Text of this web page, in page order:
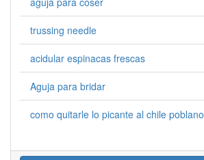
trussing needle
acidular espinacas frescas
Aguja para bridar
como quitarle lo picante al chile poblano